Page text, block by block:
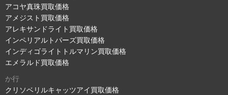
アコヤ真珠買取価格
アメジスト買取価格
アレキサンドライト買取価格
インペリアルトパーズ買取価格
インディゴライトトルマリン買取価格
エメラルド買取価格
か行
クリソベリルキャッツアイ買取価格